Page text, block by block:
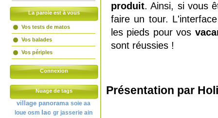
La parole est à vous
Vos tests de matos
Vos balades
Vos périples
Connexion
Nuage de tags
village panorama soie aa
loue osm lac gr jasserie ain
produit. Ainsi, si vous
faire un tour.
les pieds pour vos
sont réussies !
Présentation par